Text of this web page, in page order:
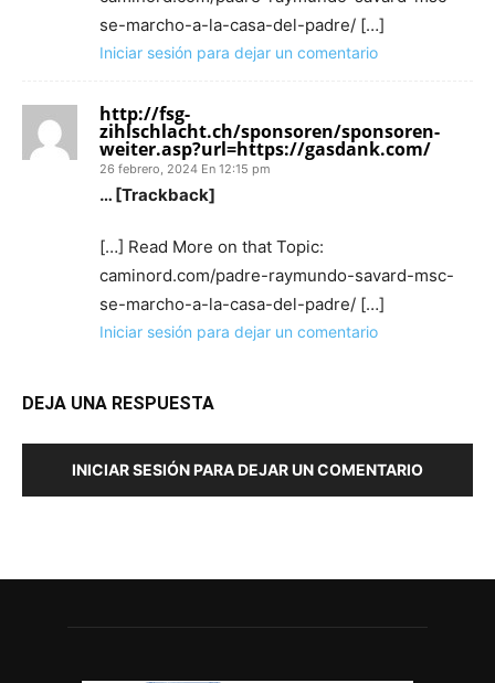
se-marcho-a-la-casa-del-padre/ […]
Iniciar sesión para dejar un comentario
http://fsg-
zihlschlacht.ch/sponsoren/sponsoren-
weiter.asp?url=https://gasdank.com/
26 febrero, 2024 En 12:15 pm
… [Trackback]
[…] Read More on that Topic:
caminord.com/padre-raymundo-savard-msc-
se-marcho-a-la-casa-del-padre/ […]
Iniciar sesión para dejar un comentario
DEJA UNA RESPUESTA
INICIAR SESIÓN PARA DEJAR UN COMENTARIO